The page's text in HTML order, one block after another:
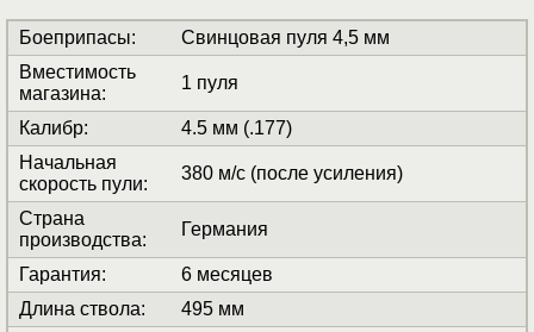
Боеприпасы:
Свинцовая пуля 4,5 мм
Вместимость
магазина:
1 пуля
Калибр:
4.5 мм (.177)
Начальная
скорость пули:
380 м/с (после усиления)
Страна
производства:
Германия
Гарантия:
6 месяцев
Длина ствола:
495 мм